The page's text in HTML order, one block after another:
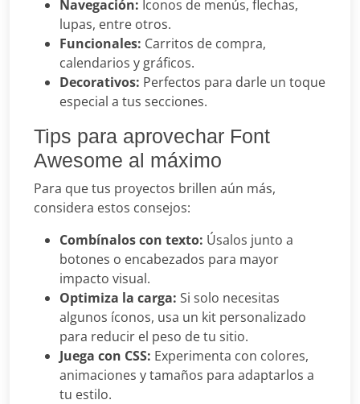
Navegación: Íconos de menús, flechas,
lupas, entre otros.
Funcionales: Carritos de compra,
calendarios y gráficos.
Decorativos: Perfectos para darle un toque
especial a tus secciones.
Tips para aprovechar Font
Awesome al máximo
Para que tus proyectos brillen aún más,
considera estos consejos:
Combínalos con texto: Úsalos junto a
botones o encabezados para mayor
impacto visual.
Optimiza la carga: Si solo necesitas
algunos íconos, usa un kit personalizado
para reducir el peso de tu sitio.
Juega con CSS: Experimenta con colores,
animaciones y tamaños para adaptarlos a
tu estilo.